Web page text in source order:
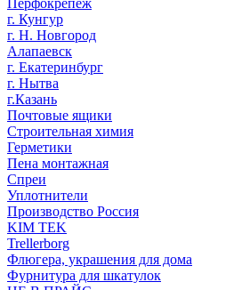
Перфокрепеж
г. Кунгур
г. Н. Новгород
Алапаевск
г. Екатеринбург
г. Нытва
г.Казань
Почтовые ящики
Строительная химия
Герметики
Пена монтажная
Спреи
Уплотнители
Производство Россия
KIM TEK
Trellerborg
Флюгера, украшения для дома
Фурнитура для шкатулок